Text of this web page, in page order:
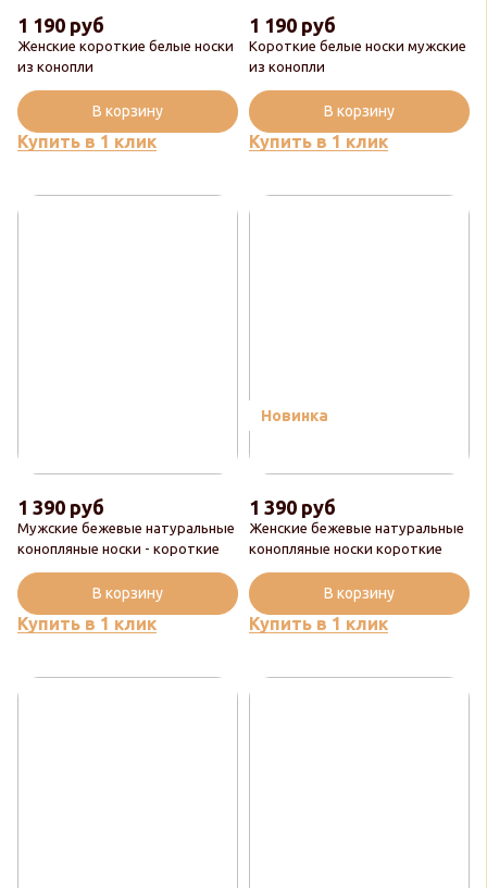
Женские короткие белые носки
из конопли
1 190 руб
Купить в 1 клик
В корзину
Короткие белые носки мужские
из конопли
1 190 руб
Купить в 1 клик
В корзину
Мужские бежевые натуральные
конопляные носки - короткие
1 390 руб
Купить в 1 клик
В корзину
Новинка
Женские бежевые натуральные
конопляные носки короткие
1 390 руб
Купить в 1 клик
В корзину